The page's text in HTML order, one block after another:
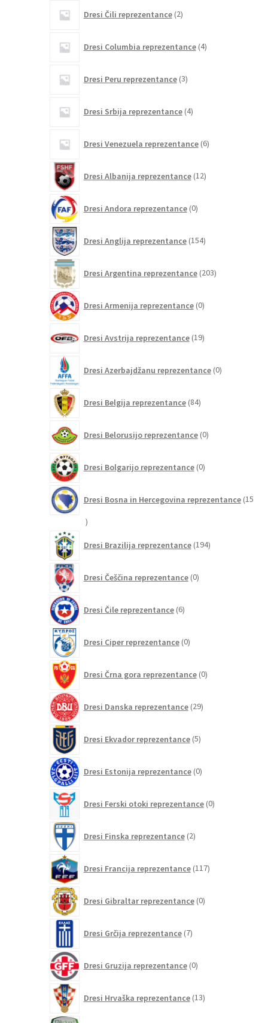
Dresi Čili reprezentance 2izdelka
Dresi Columbia reprezentance 4izdelki
Dresi Peru reprezentance 3izdelki
Dresi Srbija reprezentance 4izdelki
Dresi Venezuela reprezentance 6izdelkov
Dresi Albanija reprezentance 12izdelkov
Dresi Andora reprezentance 0izdelkov
Dresi Anglija reprezentance 154izdelkov
Dresi Argentina reprezentance 203izdelki
Dresi Armenija reprezentance 0izdelkov
Dresi Avstrija reprezentance 19izdelkov
Dresi Azerbajdžanu reprezentance 0izdelkov
Dresi Belgija reprezentance 84izdelkov
Dresi Belorusijo reprezentance 0izdelkov
Dresi Bolgarijo reprezentance 0izdelkov
Dresi Bosna in Hercegovina reprezentance 15
15
Dresi Brazilija reprezentance 194izdelkov
Dresi Češčina reprezentance 0izdelkov
Dresi Čile reprezentance 6izdelkov
Dresi Ciper reprezentance 0izdelkov
Dresi Črna gora reprezentance 0izdelkov
Dresi Danska reprezentance 29izdelkov
Dresi Ekvador reprezentance 5izdelkov
Dresi Estonija reprezentance 0izdelkov
Dresi Ferski otoki reprezentance 0izdelkov
Dresi Finska reprezentance 2izdelka
Dresi Francija reprezentance 117izdelkov
Dresi Gibraltar reprezentance 0izdelkov
Dresi Grčija reprezentance 7izdelkov
Dresi Gruzija reprezentance 0izdelkov
Dresi Hrvaška reprezentance 13izdelkov